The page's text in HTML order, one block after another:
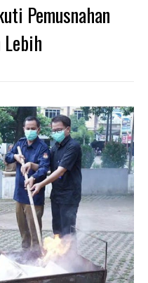
Pemusnahan